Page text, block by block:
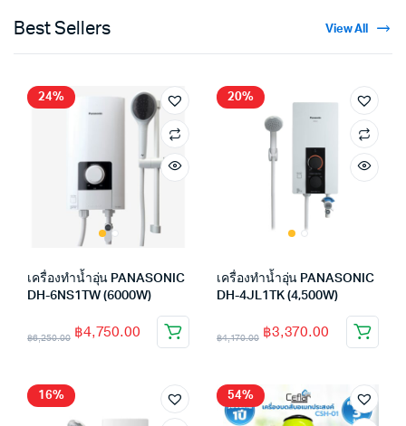
Best Sellers View All
24%
เครื่องทำน้ำอุ่น PANASONIC
DH-6NS1TW (6000W)
฿6,250.00 ฿4,750.00
20%
เครื่องทำน้ำอุ่น PANASONIC
DH-4JL1TK (4,500W)
฿4,170.00 ฿3,370.00
16% 54%